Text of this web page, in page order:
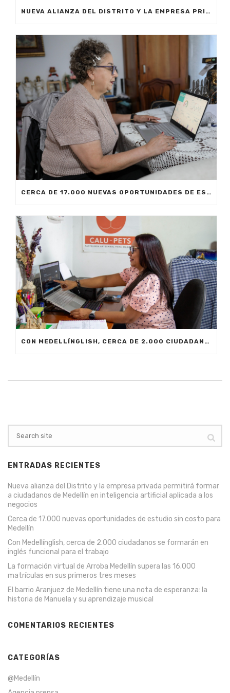
NUEVA ALIANZA DEL DISTRITO Y LA EMPRESA PRIVADA PERMITIRÁ FORMAR A CIUDADANOS DE MEDELLÍN EN INTELIGENCIA ARTIFICIAL APLICADA A LOS NEGOCIOS
CERCA DE 17.000 NUEVAS OPORTUNIDADES DE ESTUDIO SIN COSTO PARA MEDELLÍN
CON MEDELLÍNGLISH, CERCA DE 2.000 CIUDADANOS SE FORMARÁN EN INGLÉS FUNCIONAL PARA EL TRABAJO
ENTRADAS RECIENTES
Nueva alianza del Distrito y la empresa privada permitirá formar
a ciudadanos de Medellín en inteligencia artificial aplicada a los
negocios
Cerca de 17.000 nuevas oportunidades de estudio sin costo para
Medellín
Con Medellínglish, cerca de 2.000 ciudadanos se formarán en
inglés funcional para el trabajo
La formación virtual de Arroba Medellín supera las 16.000
matrículas en sus primeros tres meses
El barrio Aranjuez de Medellín tiene una nota de esperanza: la
historia de Manuela y su aprendizaje musical
COMENTARIOS RECIENTES
CATEGORÍAS
@Medellín